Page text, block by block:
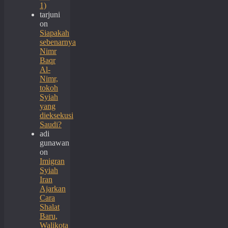
1)
tarjuni
on
Siapakah
sebenarnya
Nimr
Baqr
Al-
Nimr,
tokoh
Syiah
yang
dieksekusi
Saudi?
adi
gunawan
on
Imigran
Syiah
Iran
Ajarkan
Cara
Shalat
Baru,
Walikota